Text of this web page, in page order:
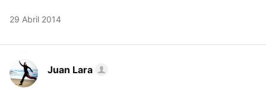
29 Abril 2014
Juan Lara